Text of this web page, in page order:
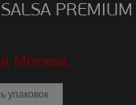
Москва.
упаковок